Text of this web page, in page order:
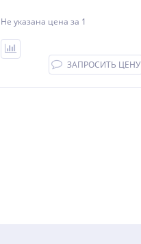
Не указана цена за 1
ЗАПРОСИТЬ ЦЕНУ